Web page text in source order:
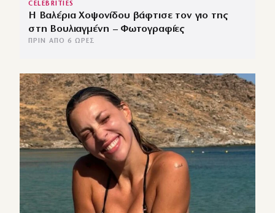
CELEBRITIES
Η Βαλέρια Χοψονίδου βάφτισε τον γιο της
στη Βουλιαγμένη – Φωτογραφίες
ΠΡΙΝ ΑΠΌ 6 ΏΡΕΣ